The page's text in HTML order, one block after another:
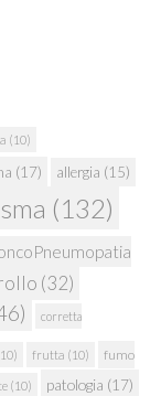
(10)
(17) allergia (15)
(132)
(32)
corretta
frutta (10)
fumo
(10) patologia (17)